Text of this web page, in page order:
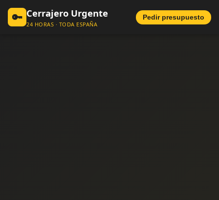
🔑 Cerrajero Urgente
24 HORAS · TODA ESPAÑA
Pedir presupuesto